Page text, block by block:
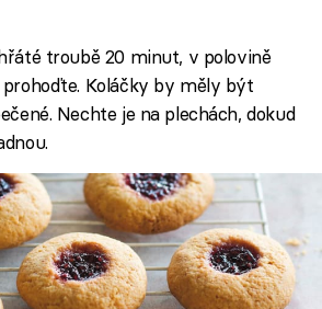
troubě 20 minut, v polovině
Koláčky by měly být
Nechte je na plechách, dokud